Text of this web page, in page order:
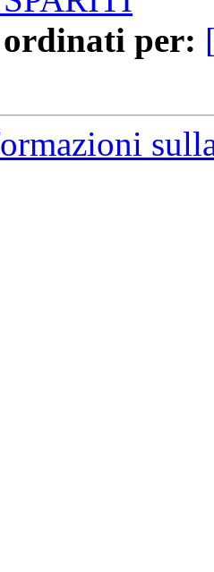
ordinati per: